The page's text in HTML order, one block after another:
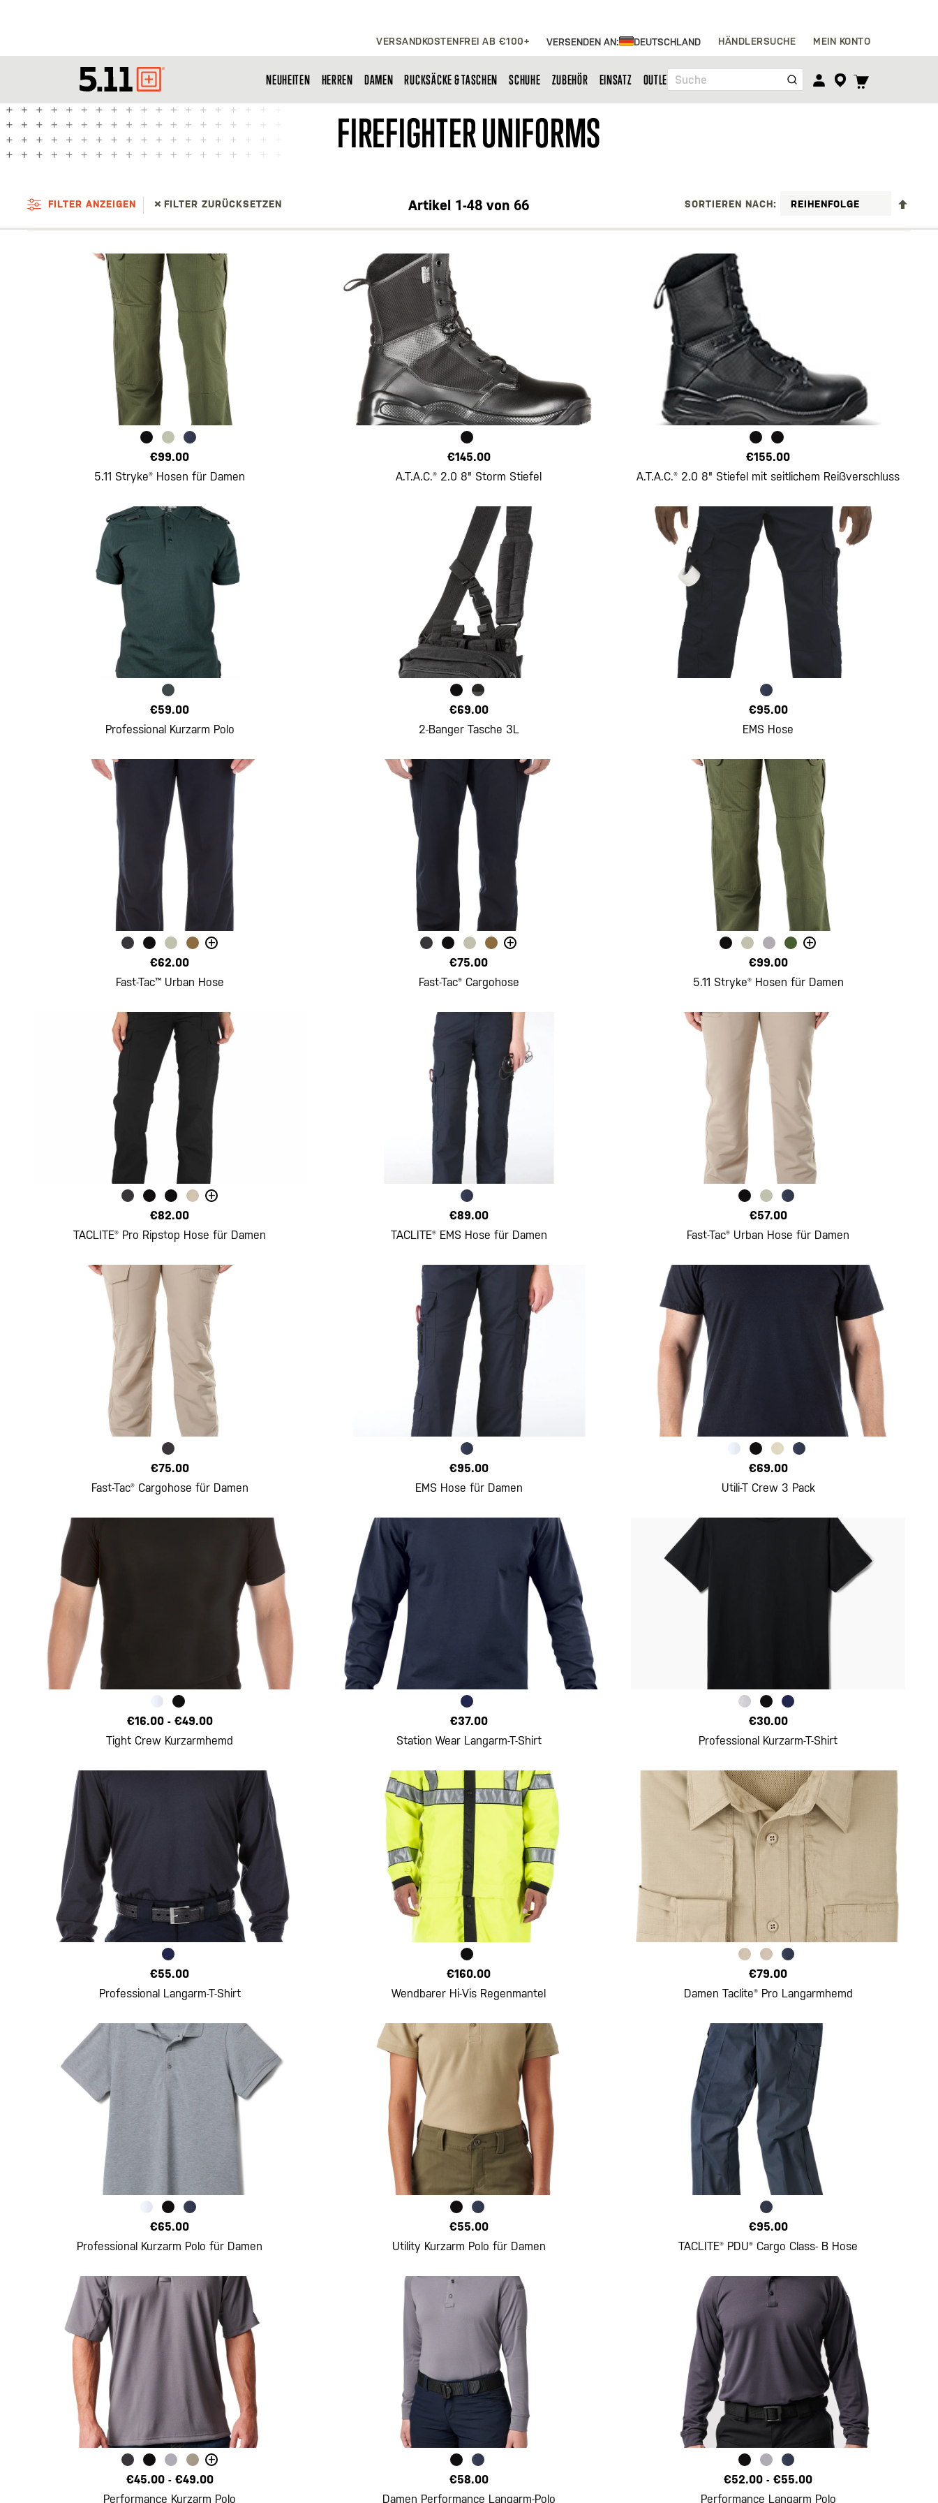
VERSANDKOSTENFREI AB €100+ VERSENDEN AN: DEUTSCHLAND HÄNDLERSUCHE MEIN KONTO
Tactical
Gear
Suche
TOGGLE
NEUHEITEN HERREN DAMEN RUCKSÄCKE & TASCHEN SCHUHE ZUBEHÖR EINSATZ OUTLET
FIREFIGHTER UNIFORMS
Artikel 1-48 von 66
FILTER ANZEIGEN FILTER ZURÜCKSETZEN SORTIEREN NACH
€99.00
5.11 Stryke® Hosen für Damen
€145.00
A.T.A.C.® 2.0 8" Storm Stiefel
€155.00
A.T.A.C.® 2.0 8" Stiefel mit seitlichem Reißverschluss
€59.00
Professional Kurzarm Polo
€69.00
2-Banger Tasche 3L
€95.00
EMS Hose
+
€62.00
Fast-Tac™ Urban Hose
+
€75.00
Fast-Tac® Cargohose
+
€99.00
5.11 Stryke® Hosen für Damen
+
€82.00
TACLITE® Pro Ripstop Hose für Damen
€89.00
TACLITE® EMS Hose für Damen
€57.00
Fast-Tac® Urban Hose für Damen
€75.00
Fast-Tac® Cargohose für Damen
€95.00
EMS Hose für Damen
€69.00
Utili-T Crew 3 Pack
€16.00- €49.00
Tight Crew Kurzarmhemd
€37.00
Station Wear Langarm-T-Shirt
€30.00
Professional Kurzarm-T-Shirt
€55.00
Professional Langarm-T-Shirt
€160.00
Wendbarer Hi-Vis Regenmantel
€79.00
Damen Taclite® Pro Langarmhemd
€65.00
Professional Kurzarm Polo für Damen
€55.00
Utility Kurzarm Polo für Damen
€95.00
TACLITE® PDU® Cargo Class- B Hose
+
€45.00- €49.00
Performance Kurzarm Polo
€58.00
Damen Performance Langarm-Polo
€52.00 -€55.00
Performance Langarm Polo